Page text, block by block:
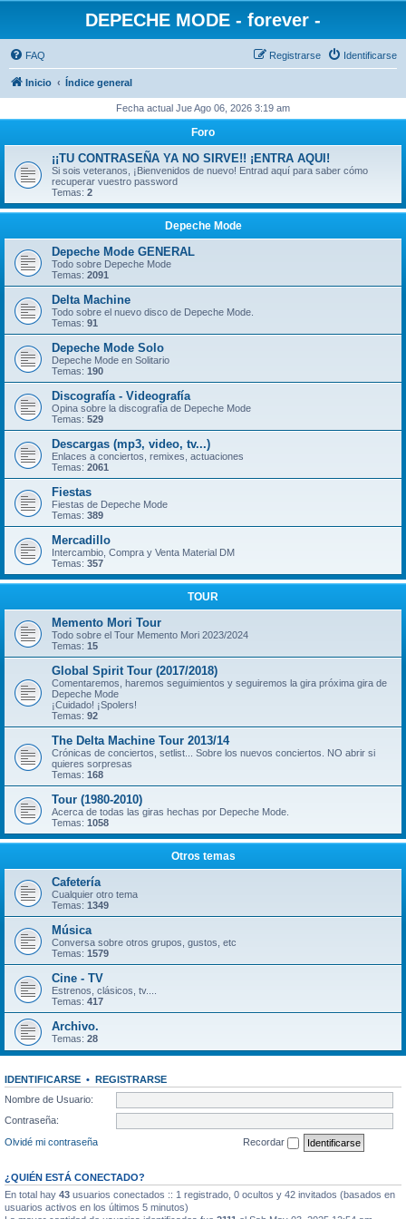
DEPECHE MODE - forever -
FAQ Identificarse
Registrarse
Inicio Índice general
Fecha actual Jue Ago 06, 2026 3:19 am
Foro
¡¡TU CONTRASEÑA YA NO SIRVE!! ¡ENTRA AQUI!
Si sois veteranos, ¡Bienvenidos de nuevo! Entrad aquí para saber cómo
recuperar vuestro password
Temas: 2
Depeche Mode
Depeche Mode GENERAL
Todo sobre Depeche Mode
Temas: 2091
Delta Machine
Todo sobre el nuevo disco de Depeche Mode.
Temas: 91
Depeche Mode Solo
Depeche Mode en Solitario
Temas: 190
Discografía - Videografía
Opina sobre la discografía de Depeche Mode
Temas: 529
Descargas (mp3, video, tv...)
Enlaces a conciertos, remixes, actuaciones
Temas: 2061
Fiestas
Fiestas de Depeche Mode
Temas: 389
Mercadillo
Intercambio, Compra y Venta Material DM
Temas: 357
TOUR
Memento Mori Tour
Todo sobre el Tour Memento Mori 2023/2024
Temas: 15
Global Spirit Tour (2017/2018)
Comentaremos, haremos seguimientos y seguiremos la gira próxima gira de
Depeche Mode
¡Cuidado! ¡Spolers!
Temas: 92
The Delta Machine Tour 2013/14
Crónicas de conciertos, setlist... Sobre los nuevos conciertos. NO abrir si
quieres sorpresas
Temas: 168
Tour (1980-2010)
Acerca de todas las giras hechas por Depeche Mode.
Temas: 1058
Otros temas
Cafetería
Cualquier otro tema
Temas: 1349
Música
Conversa sobre otros grupos, gustos, etc
Temas: 1579
Cine - TV
Estrenos, clásicos, tv....
Temas: 417
Archivo.
Temas: 28
IDENTIFICARSE • REGISTRARSE
Nombre de Usuario:
Contraseña:
Olvidé mi contraseña
Recordar
¿QUIÉN ESTÁ CONECTADO?
En total hay 43 usuarios conectados :: 1 registrado, 0 ocultos y 42 invitados (basados en
usuarios activos en los últimos 5 minutos)